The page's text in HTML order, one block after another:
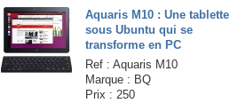
Aquaris M10 : Une tablette
sous Ubuntu qui se
transforme en PC
Ref : Aquaris M10
Marque : BQ
Prix : 250